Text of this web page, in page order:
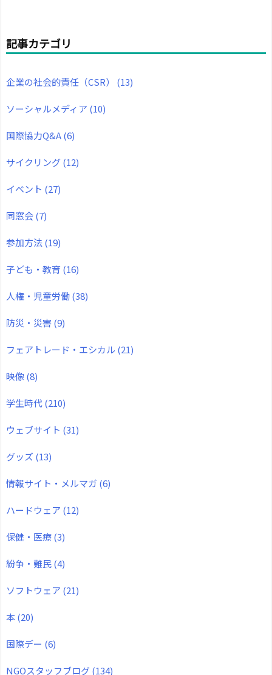
記事カテゴリ
企業の社会的責任（CSR） (13)
ソーシャルメディア (10)
国際協力Q&A(6)
サイクリング(12)
イベント (27)
同窓会(7)
参加方法(19)
子ども・教育 (16)
人権・児童労働(38)
防災・災害(9)
フェアトレード・エシカル (21)
映像(8)
学生時代(210)
ウェブサイト (31)
グッズ (13)
情報サイト・メルマガ (6)
ハードウェア (12)
保健・医療(3)
紛争・難民(4)
ソフトウェア (21)
本(20)
国際デー (6)
NGOスタッフブログ(134)